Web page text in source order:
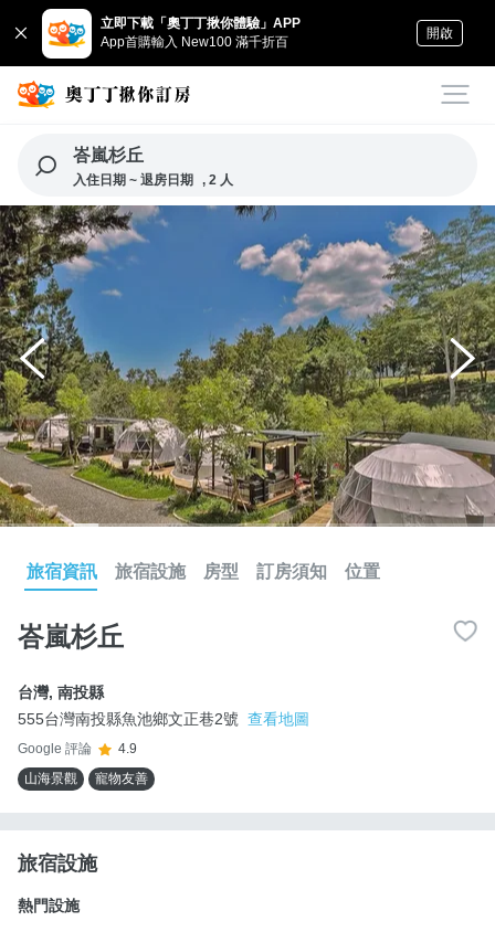
立即下載「奧丁丁揪你體驗」APP
App首購輸入 New100 滿千折百
開啟
峇嵐杉丘
入住日期 ~ 退房日期 , 2 人
旅宿資訊 旅宿設施 房型 訂房須知 位置
峇嵐杉丘
台灣, 南投縣
555台灣南投縣魚池鄉文正巷2號 查看地圖
Google 評論
4.9
山海景觀
寵物友善
旅宿設施
熱門設施